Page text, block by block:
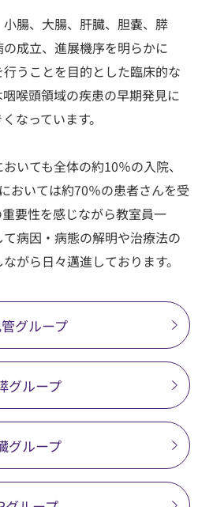
腸、大腸、肝臓、胆嚢、膵
成立、進展機序を明らかに
うことを目的とした臨床的な
喉頭領域の疾患の早期発見に
なっています。
いても全体の約10％の入院、
おいては約70％の患者さんを受
要性を感じながら教室員一
病因・病態の解明や治療法の
がら日々邁進しております。
グループ
グループ
グループ